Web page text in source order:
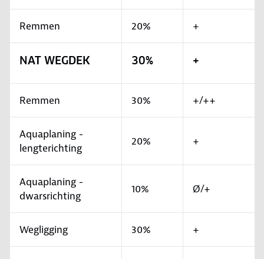
Remmen 20% +
NAT WEGDEK 30% +
Remmen 30% +/++
Aquaplaning -
lengterichting
20% +
Aquaplaning -
dwarsrichting
10% Ø/+
Wegligging 30% +